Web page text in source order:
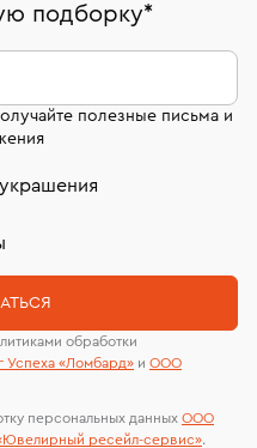
возврата
смотрите на
геммологических
подборку*
полезные письма и
обработки
Успеха «Ломбард» и ООО
персональных данных ООО
ресейл-сервиc».